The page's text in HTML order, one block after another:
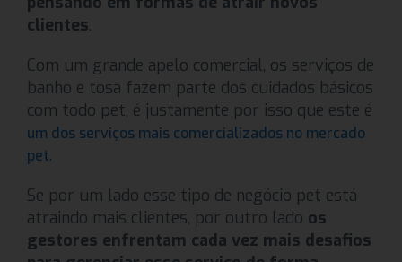
clientes.
Com um grande apelo comercial, os serviços de
banho e tosa fazem parte dos cuidados básicos
com todo pet, é justamente por isso que este é
um dos serviços mais comercializados no mercado
pet.
Se por um lado esse tipo de negócio pet está
atraindo mais clientes, por outro lado os
gestores enfrentam cada vez mais desafios